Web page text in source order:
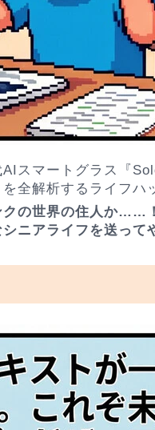
AIスマートグラス『
全解析するライフハ
クの世界の住人か……
ニアライフを送って